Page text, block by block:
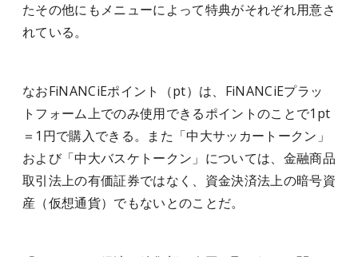
たその他にもメニューによって特典がそれぞれ用意さ
れている。
なおFiNANCiEポイント（pt）は、FiNANCiEプラッ
トフォーム上でのみ使用できるポイントのことで1pt
＝1円で購入できる。また「中大サッカートークン」
および「中大バスケトークン」については、金融商品
取引法上の有価証券ではなく、資金決済法上の暗号資
産（仮想通貨）でもないとのことだ。